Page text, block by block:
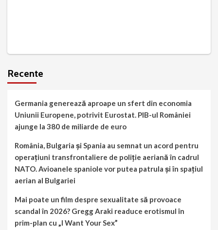
Recente
Germania generează aproape un sfert din economia
Uniunii Europene, potrivit Eurostat. PIB-ul României
ajunge la 380 de miliarde de euro
România, Bulgaria și Spania au semnat un acord pentru
operațiuni transfrontaliere de poliție aeriană în cadrul
NATO. Avioanele spaniole vor putea patrula și în spațiul
aerian al Bulgariei
Mai poate un film despre sexualitate să provoace
scandal în 2026? Gregg Araki readuce erotismul în
prim-plan cu „I Want Your Sex”